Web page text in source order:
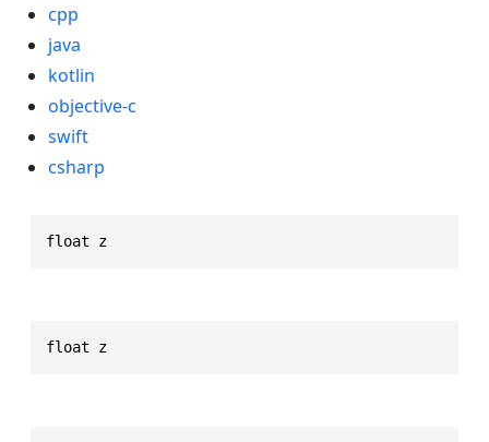
cpp
java
kotlin
objective-c
swift
csharp
float z
float z